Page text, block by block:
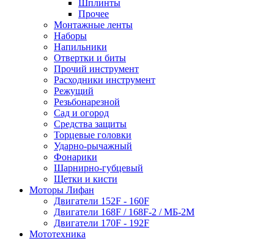
Шплинты
Прочее
Монтажные ленты
Наборы
Напильники
Отвертки и биты
Прочий инструмент
Расходники инструмент
Режущий
Резьбонарезной
Сад и огород
Средства защиты
Торцевые головки
Ударно-рычажный
Фонарики
Шарнирно-губцевый
Щетки и кисти
Моторы Лифан
Двигатели 152F - 160F
Двигатели 168F / 168F-2 / МБ-2М
Двигатели 170F - 192F
Мототехника